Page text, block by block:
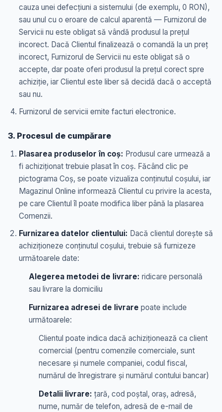
cauza unei defecțiuni a sistemului (de exemplu, 0 RON),
sau unul cu o eroare de calcul aparentă — Furnizorul de
Servicii nu este obligat să vândă produsul la prețul
incorect. Dacă Clientul finalizează o comandă la un preț
incorect, Furnizorul de Servicii nu este obligat să o
accepte, dar poate oferi produsul la prețul corect spre
achiziție, iar Clientul este liber să decidă dacă o acceptă
sau nu.
Furnizorul de servicii emite facturi electronice.
3. Procesul de cumpărare
Plasarea produselor în coș: Produsul care urmează a
fi achiziționat trebuie plasat în coș. Făcând clic pe
pictograma Coș, se poate vizualiza conținutul coșului, iar
Magazinul Online informează Clientul cu privire la acesta,
pe care Clientul îl poate modifica liber până la plasarea
Comenzii.
Furnizarea datelor clientului: Dacă clientul dorește să
achiziționeze conținutul coșului, trebuie să furnizeze
următoarele date:
Alegerea metodei de livrare: ridicare personală
sau livrare la domiciliu
Furnizarea adresei de livrare poate include
următoarele:
Clientul poate indica dacă achiziționează ca client
comercial (pentru comenzile comerciale, sunt
necesare și numele companiei, codul fiscal,
numărul de înregistrare și numărul contului bancar)
Detalii livrare: țară, cod poștal, oraș, adresă,
nume, număr de telefon, adresă de e-mail de